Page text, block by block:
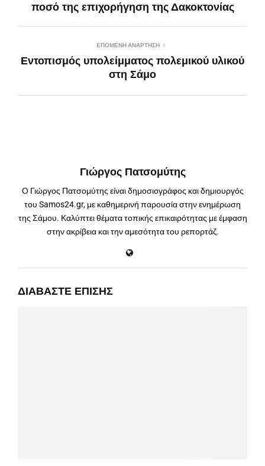
ποσό της επιχορήγηση της Δακοκτονίας
ΕΠΌΜΕΝΗ ΑΝΆΡΤΗΣΗ
Εντοπισμός υπολείμματος πολεμικού υλικού
στη Σάμο
Γιώργος Πατσομύτης
Ο Γιώργος Πατσομύτης είναι δημοσιογράφος και δημιουργός
του Samos24.gr, με καθημερινή παρουσία στην ενημέρωση
της Σάμου. Καλύπτει θέματα τοπικής επικαιρότητας με έμφαση
στην ακρίβεια και την αμεσότητα του ρεπορτάζ.
ΔΙΑΒΆΣΤΕ ΕΠΊΣΗΣ